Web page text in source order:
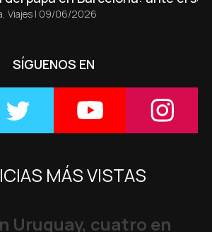
, Viajes | 09/06/2026
SÍGUENOS EN
MÁS VISTAS
Uruguay, cuatro en